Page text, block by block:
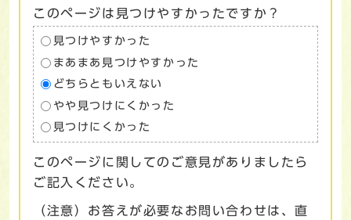
このページは見つけやすかったですか？
見つけやすかった
まあまあ見つけやすかった
どちらともいえない
やや見つけにくかった
見つけにくかった
このページに関してのご意見がありましたら
ご記入ください。
（注意）お答えが必要なお問い合わせは、直